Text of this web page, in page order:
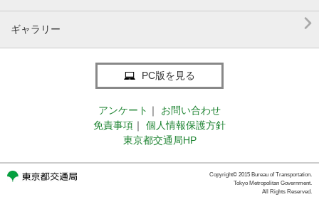
ギャラリー 
PC版を見る
アンケート ｜
お問い合わせ
免責事項 ｜
個人情報保護方針
東京都交通局HP
Copyright© 2015 Bureau of Transportation.
Tokyo Metropolitan Government.
All Rights Reserved.